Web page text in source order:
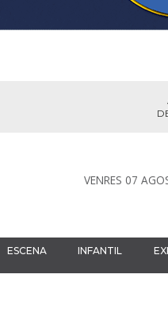
VENRES 07
ESCENA INFANTIL